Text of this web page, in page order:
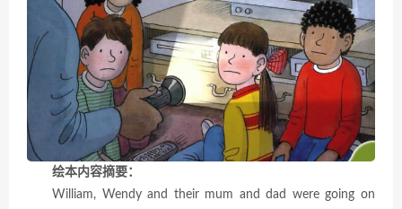
绘本内容摘要：
William, Wendy and their mum and dad were going on